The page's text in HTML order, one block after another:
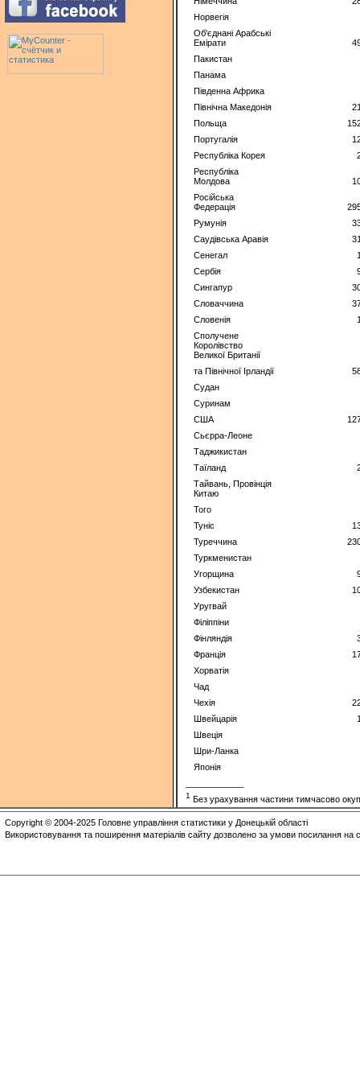
Норвегія
Об'єднані Арабські
Емірати
Пакистан
Панама
Південна Африка
Північна Македонія
Польща
Португалія
Республіка Корея
Республіка
Молдова
Російська
Федерація
Румунія
Саудівська Аравія
Сенегал
Сербія
Сингапур
Словаччина
Словенія
Сполучене
Королівство
Великої Британії
та Північної Ірландії
Судан
Суринам
США
Сьєрра-Леоне
Таджикистан
Таїланд
Тайвань, Провінція
Китаю
Того
Туніс
Туреччина
Туркменистан
Угорщина
Узбекистан
Уругвай
Філіппіни
Фінляндія
Франція
Хорватія
Чад
Чехія
Швейцарія
Швеція
Шри-Ланка
Японія
1 Без урахування частини тимчасово
Copyright © 2004-2025 Головне управління статистики у Донецькій області
Використовування та поширення матеріалів сайту дозволено за умови посилання на